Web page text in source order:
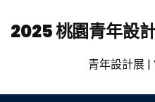
2025 桃園青年設
青年設計展